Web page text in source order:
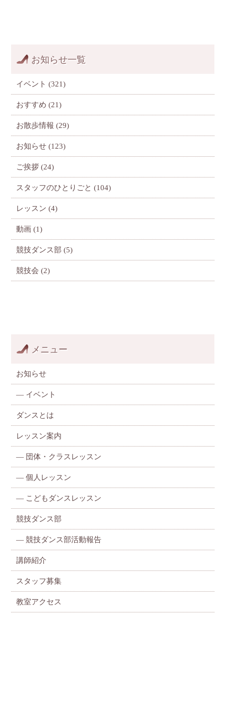
お知らせ一覧
イベント (321)
おすすめ (21)
お散歩情報 (29)
お知らせ (123)
ご挨拶 (24)
スタッフのひとりごと (104)
レッスン (4)
動画 (1)
競技ダンス部 (5)
競技会 (2)
メニュー
お知らせ
— イベント
ダンスとは
レッスン案内
— 団体・クラスレッスン
—個人レッスン
— こどもダンスレッスン
競技ダンス部
— 競技ダンス部活動報告
講師紹介
スタッフ募集
教室アクセス